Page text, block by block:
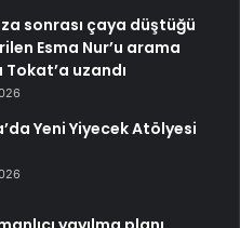
sonrası çaya düştüğü
Esma Nur’u arama
Tokat’a uzandı
Yeni Yiyecek Atölyesi